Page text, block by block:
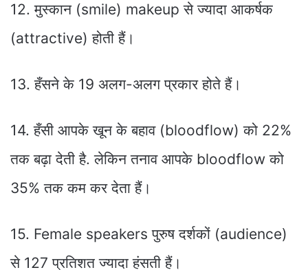
12. मुस्कान (smile) makeup से ज्यादा आकर्षक
(attractive) होती हैं।
13. हँसने के 19 अलग-अलग प्रकार होते हैं।
14. हँसी आपके खून के बहाव (bloodflow) को 22%
तक बढ़ा देती है. लेकिन तनाव आपके bloodflow को
35% तक कम कर देता हैं।
15. Female speakers पुरुष दर्शकों (audience)
से 127 प्रतिशत ज्यादा हंसती हैं।